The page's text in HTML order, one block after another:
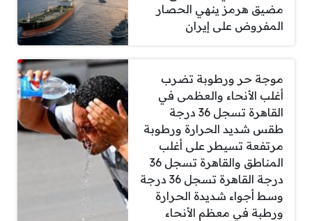
مضيق هرمز ينهي الحصار
المفروض على إيران
موجة حر ورطوبة تضرب
أغلب الأنحاء والعظمى في
القاهرة تسجل 36 درجة
طقس شديد الحرارة ورطوبة
مرتفعة تسيطر على أغلب
المناطق والقاهرة تسجل 36
درجة القاهرة تسجل 36 درجة
وسط أجواء شديدة الحرارة
ورطبة في معظم الأنحاء